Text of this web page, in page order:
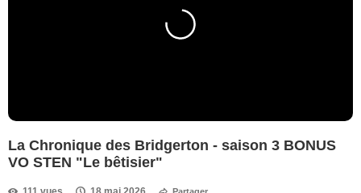
La Chronique des Bridgerton - saison 3 BONUS
VO STEN "Le bêtisier"